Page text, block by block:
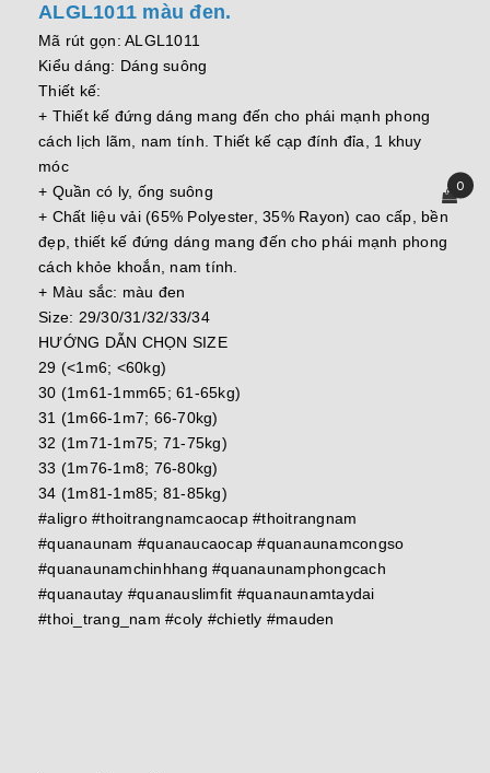
0
ALGL1011 màu đen.
Mã rút gọn: ALGL1011
Kiểu dáng: Dáng suông
Thiết kế:
+ Thiết kế đứng dáng mang đến cho phái mạnh phong
cách lịch lãm, nam tính. Thiết kế cạp đính đỉa, 1 khuy
móc
+ Quần có ly, ống suông
+ Chất liệu vải (65% Polyester, 35% Rayon) cao cấp, bền
đẹp, thiết kế đứng dáng mang đến cho phái mạnh phong
cách khỏe khoắn, nam tính.
+ Màu sắc: màu đen
Size: 29/30/31/32/33/34
HƯỚNG DẪN CHỌN SIZE
29 (<1m6; <60kg)
30 (1m61-1mm65; 61-65kg)
31 (1m66-1m7; 66-70kg)
32 (1m71-1m75; 71-75kg)
33 (1m76-1m8; 76-80kg)
34 (1m81-1m85; 81-85kg)
#aligro #thoitrangnamcaocap #thoitrangnam
#quanaunam #quanaucaocap #quanaunamcongso
#quanaunamchinhhang #quanaunamphongcach
#quanautay #quanauslimfit #quanaunamtaydai
#thoi_trang_nam #coly #chietly #mauden